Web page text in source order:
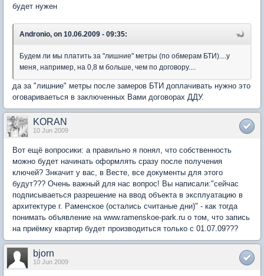
будет нужен
Andronio, on 10.06.2009 - 09:35:
Будем ли мы платить за "лишние" метры (по обмерам БТИ)....у
меня, например, на 0,8 м больше, чем по договору....
да за "лишние" метры после замеров БТИ доплачивать нужно это
оговариваеться в заключенных Вами договорах ДДУ.
KORAN
10 Jun 2009
Вот ещё вопросики: а правильно я понял, что собственность
можно будет начинать оформлять сразу после получения
ключей? Знкачит у вас, в Весте, все документы для этого
будут??? Очень важный для нас вопрос! Вы написали:"сейчас
подписываеться разрешение на ввод объекта в эксплуатацию в
архитектуре г. Раменское (остались считаные дни)" - как тогда
понимать объявление на www.ramenskoe-park.ru о том, что запись
на приёмку квартир будет производиться только с 01.07.09???
bjorn
10 Jun 2009